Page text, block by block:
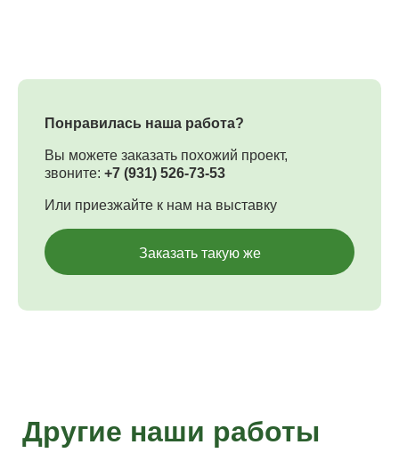
Понравилась наша работа?
Вы можете заказать похожий проект,
звоните: +7 (931) 526-73-53
Или приезжайте к нам на выставку
Заказать такую же
Другие наши работы